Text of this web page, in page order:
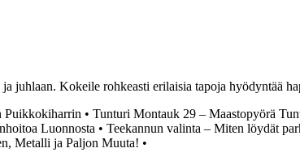
juhlaan. Kokeile rohkeasti erilaisia tapoja hyödyntää
Puikkokiharrin • Tunturi Montauk 29 – Maastopyörä
Luonnosta • Teekannun valinta – Miten löydät
Metalli ja Paljon Muuta! •